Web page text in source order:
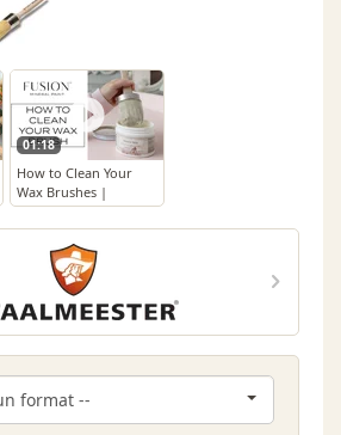
01:18
How to Clean Your
Wax Brushes |
Fusion™ Mineral Paint